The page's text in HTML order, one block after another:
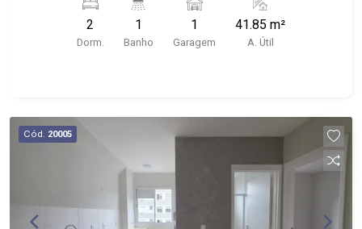
venda, compra e locação. - Sinta-se em casa na
Ribeirão Imóveis, afinal Somos e Vivemos
Ribeirão: - funcionários capacitados; - processos
Locação, imobiliária é Ribeirão Imóveis - sede na
Av. Professor João Fiusa;
2
Dorm.
1
Banho
1
Garagem
41.85 m²
A. Útil
Cód. 20005